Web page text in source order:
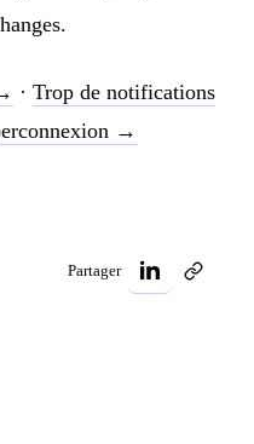
· Trop de notifications
→
Partager